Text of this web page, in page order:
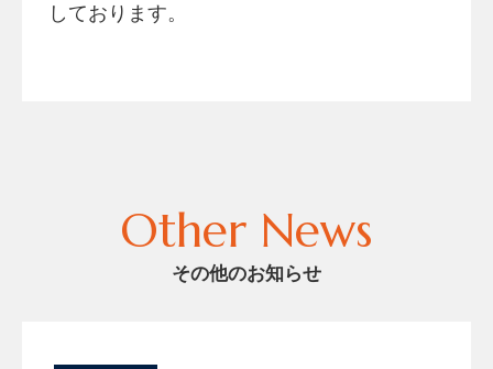
しております。
Other News
その他のお知らせ